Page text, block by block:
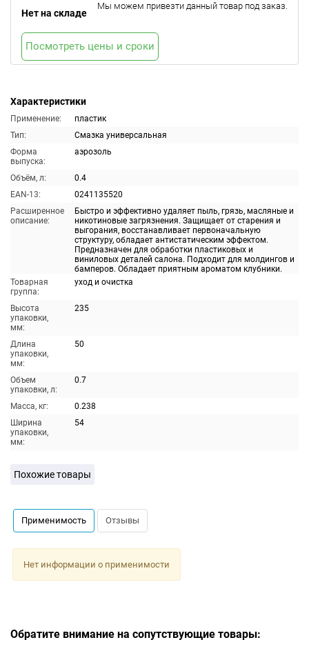
Характеристики
Применение:
пластик
Тип:
Смазка универсальная
Форма
выпуска:
аэрозоль
Объём, л:
0.4
EAN-13:
0241135520
Расширенное
описание:
Быстро и эффективно удаляет пыль, грязь, масляные и
никотиновые загрязнения. Защищает от старения и
выгорания, восстанавливает первоначальную
структуру, обладает антистатическим эффектом.
Предназначен для обработки пластиковых и
виниловых деталей салона. Подходит для молдингов и
бамперов. Обладает приятным ароматом клубники.
Товарная
группа:
уход и очистка
Высота
упаковки,
мм:
235
Длина
упаковки,
мм:
50
Объем
упаковки, л:
0.7
Масса, кг:
0.238
Ширина
упаковки,
мм:
54
Нет на складе
Мы можем привезти данный товар под заказ.
Посмотреть цены и сроки
Похожие товары
Применимость Отзывы
Нет информации о применимости
Обратите внимание на сопутствующие товары: